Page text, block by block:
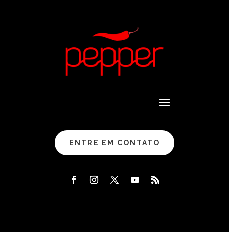
ENTRE EM CONTATO